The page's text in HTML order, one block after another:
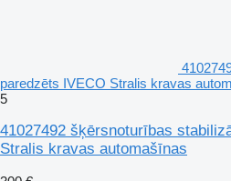
paredzēts IVECO Stralis kravas
5
41027492 šķērsnoturības
Stralis kravas automašīnas